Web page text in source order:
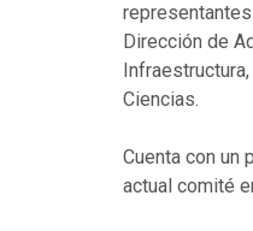
Dirección de
Ciencias.
Cuenta con un
actual comité